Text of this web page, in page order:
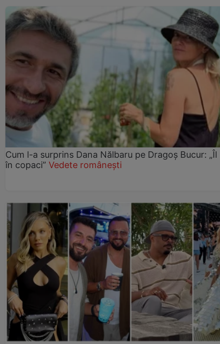
Cum l-a surprins Dana Nălbaru pe Dragoș Bucur: „Îl
în copaci” Vedete românești